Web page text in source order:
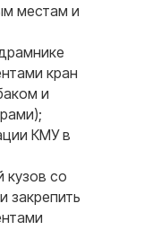
местам и
кран
и
КМУ в
кузов со
закрепить